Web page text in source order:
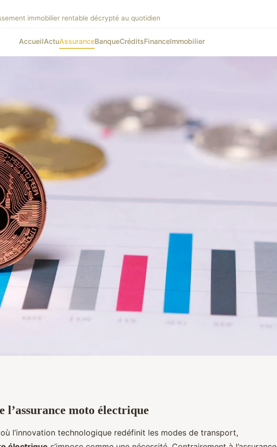
immobilier rentable décrypté au quotidien
AccueilActuAssuranceBanqueCréditsFinanceImmobilier
ce qu'il faut
l’assurance moto électrique
l’innovation technologique redéfinit les modes de transport,